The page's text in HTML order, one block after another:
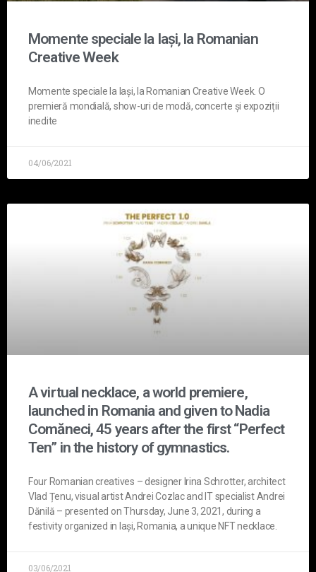
Momente speciale la Iași, la Romanian
Creative Week
Momente speciale la Iași, la Romanian Creative Week. O
premieră mondială, show-uri de modă, concerte și expoziții
inedite
04/06/2021
A virtual necklace, a world premiere,
launched in Romania and given to Nadia
Comăneci, 45 years after the first “Perfect
Ten” in the history of gymnastics.
Four Romanian creatives – designer Irina Schrotter, architect
Vlad Țenu, visual artist Andrei Cozlac and IT specialist Andrei
Dănilă – presented on Thursday, June 3, 2021, during a
festivity organized in Iași, Romania, a unique NFT necklace.
03/06/2021